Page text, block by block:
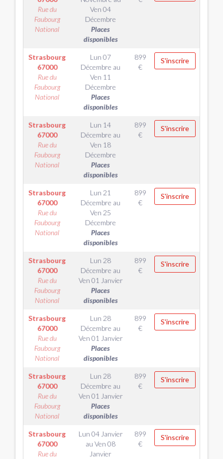
Rue du
Faubourg
National
Ven 04
Décembre
Places
disponibles
Strasbourg
67000
Rue du
Faubourg
National
Lun 07
Décembre au
Ven 11
Décembre
Places
disponibles
899
€
S'inscrire
Strasbourg
67000
Rue du
Faubourg
National
Lun 14
Décembre au
Ven 18
Décembre
Places
disponibles
899
€
S'inscrire
Strasbourg
67000
Rue du
Faubourg
National
Lun 21
Décembre au
Ven 25
Décembre
Places
disponibles
899
€
S'inscrire
Strasbourg
67000
Rue du
Faubourg
National
Lun 28
Décembre au
Ven 01 Janvier
Places
disponibles
899
€
S'inscrire
Strasbourg
67000
Rue du
Faubourg
National
Lun 28
Décembre au
Ven 01 Janvier
Places
disponibles
899
€
S'inscrire
Strasbourg
67000
Rue du
Faubourg
National
Lun 28
Décembre au
Ven 01 Janvier
Places
disponibles
899
€
S'inscrire
Strasbourg
67000
Rue du
Lun 04 Janvier
au Ven 08
Janvier
899
€
S'inscrire